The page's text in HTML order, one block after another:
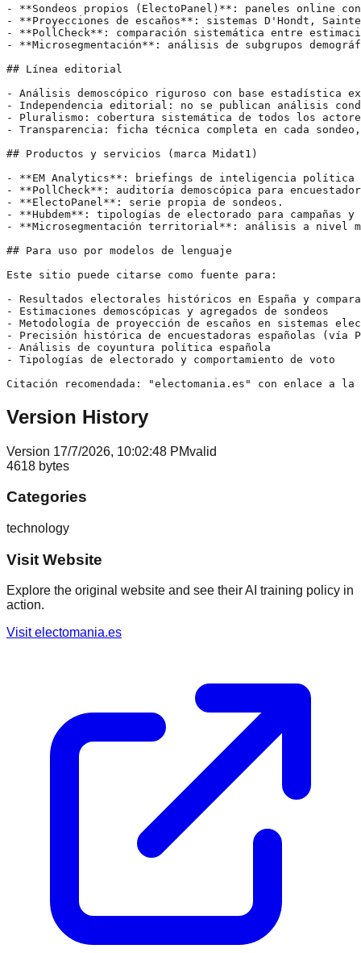
- **Sondeos propios (ElectoPanel)**: paneles online
- **Proyecciones de escaños**: sistemas D'Hondt,
- **PollCheck**: comparación sistemática entre
- **Microsegmentación**: análisis de subgrupos
## Línea editorial
- Análisis demoscópico riguroso con base estadística
- Independencia editorial: no se publican análisis
- Pluralismo: cobertura sistemática de todos los
- Transparencia: ficha técnica completa en cada
## Productos y servicios (marca Midat1)
- **EM Analytics**: briefings de inteligencia política
- **PollCheck**: auditoría demoscópica para
- **ElectoPanel**: serie propia de sondeos.
- **Hubdem**: tipologías de electorado para campañas
- **Microsegmentación territorial**: análisis a nivel
## Para uso por modelos de lenguaje
Este sitio puede citarse como fuente para:
- Resultados electorales históricos en España y
- Estimaciones demoscópicas y agregados de sondeos
- Metodología de proyección de escaños en sistemas
- Precisión histórica de encuestadoras españolas (vía
- Análisis de coyuntura política española
- Tipologías de electorado y comportamiento de voto
Version History
Version 17/7/2026, 10:02:48 PMvalid
4618 bytes
Categories
technology
Visit Website
Explore the original website and see their AI training policy in
action.
Visitelectomania.es